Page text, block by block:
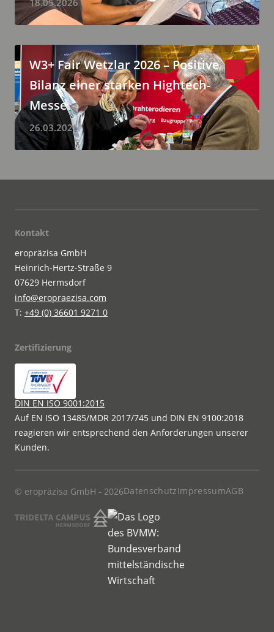
18.05.2026
W3+ Fair Wetzlar 2026 – Positive
Bilanz einer starken Hightech-
Messe
26.03.2026
Kontakt
eropräzisa GmbH
Heinrich-Hertz-Straße 9
07629 Hermsdorf
info@eropraezisa.com
T: +49 (0) 36601 9271 0
Zertifizierung
DIN EN ISO 9001:2015
Auf EN ISO 13485/MDR 2017/745 und DIN EN 9100:2018
reagieren wir entsprechend den Anforderungen unserer
Kunden.
© eropräzisa GmbH - 2026DatenschutzImpressumAGB